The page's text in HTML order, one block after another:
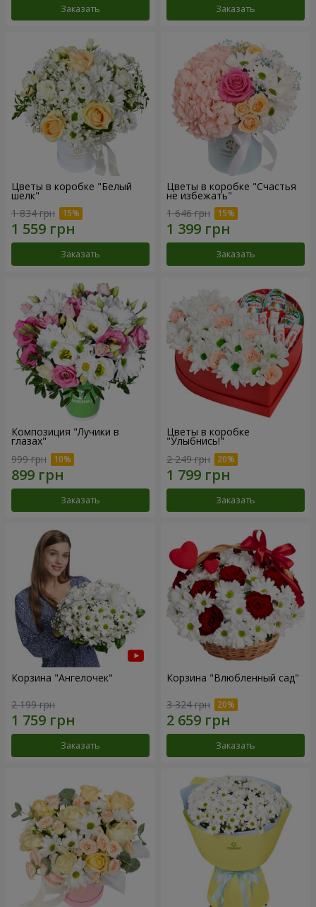
Заказать Заказать
Цветы в коробке "Белый
шелк"
1 834 грн
Заказать
Цветы в коробке "Счастья
не избежать"
1 646 грн
Заказать
Композиция "Лучики в
глазах"
999 грн
Заказать
Цветы в коробке
"Улыбнись!"
2 249 грн
Заказать
Корзина "Ангелочек"
2 199 грн
Заказать
Корзина "Влюбленный сад"
3 324 грн
Заказать